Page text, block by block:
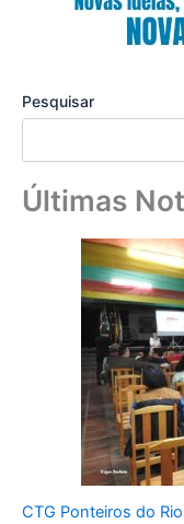
Pesquisar
Últimas
CTG Ponteiros do